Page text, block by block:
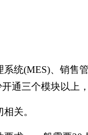
统(MES)、销售
通三个模块以上
关。